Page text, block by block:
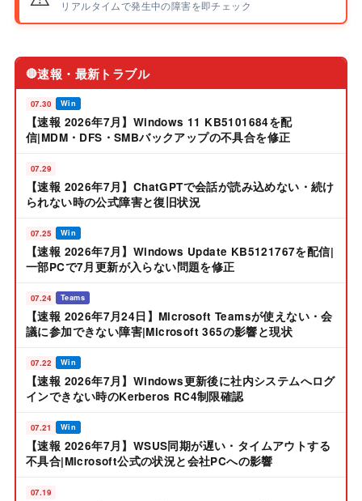
リアルタイムで発生中の障害を即チェック
🔴速報・最新トラブル
07.30 Win
【速報 2026年7月】Windows 11 KB5101684を配
信|MDM・DFS・SMBバックアップの不具合を修正
07.29
【速報 2026年7月】ChatGPTで会話が読み込めない・続け
られない時の公式障害と復旧状況
07.25 Win
【速報 2026年7月】Windows Update KB5121767を配信|
一部PCで7月更新が入らない問題を修正
07.24 Teams
【速報 2026年7月24日】Microsoft Teamsが使えない・会
議に参加できない障害|Microsoft 365の影響と現状
07.22 Win
【速報 2026年7月】Windows更新後に社内システムへログ
インできない時のKerberos RC4制限確認
07.21 Win
【速報 2026年7月】WSUS同期が遅い・タイムアウトする
不具合|Microsoft公式の状況と会社PCへの影響
07.19